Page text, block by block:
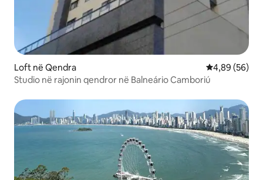
Loft në Qendra Vlerësimi
4,89 (56)
Studio në rajonin qendror në Balneário Camboriú